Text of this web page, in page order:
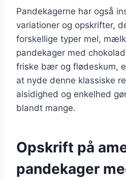
Pandekagerne har også
variationer og opskrifter,
forskellige typer mel,
pandekager med
friske bær og flødeskum,
at nyde denne klassiske
alsidighed og enkelhed
blandt mange.
Opskrift på
pandekager